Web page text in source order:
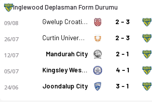
Inglewood Deplasman Form Durumu
09/08 Gwelup Croatia SC 2 - 3
26/07 Curtin University Sc 2 - 3
12/07 Mandurah City 2 - 1
05/07 Kingsley Westside FC 4 - 1
24/06 Joondalup City 3 - 1